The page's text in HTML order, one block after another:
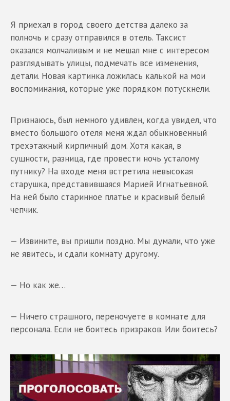
Я приехал в город своего детства далеко за
полночь и сразу отправился в отель. Таксист
оказался молчаливым и не мешал мне с интересом
разглядывать улицы, подмечать все изменения,
детали. Новая картинка ложилась калькой на мои
воспоминания, которые уже порядком потускнели.
Признаюсь, был немного удивлен, когда увидел, что
вместо большого отеля меня ждал обыкновенный
трехэтажный кирпичный дом. Хотя какая, в
сущности, разница, где провести ночь усталому
путнику? На входе меня встретила невысокая
старушка, представившаяся Марией Игнатьевной.
На ней было старинное платье и красивый белый
чепчик.
— Извините, вы пришли поздно. Мы думали, что уже
не явитесь, и сдали комнату другому.
— Но как же…
— Ничего страшного, переночуете в комнате для
персонала. Если не боитесь призраков. Или боитесь?